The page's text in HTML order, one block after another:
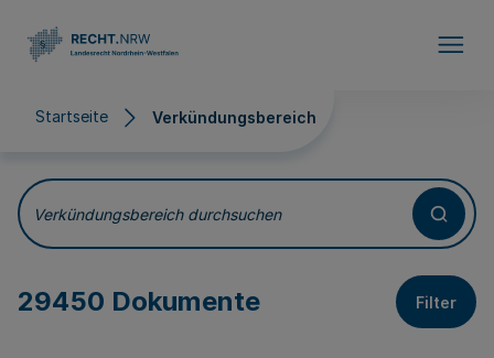
Startseite Verkündungsbereich
Verkündungsbereich
Verkündungsbereich durchsuchen
29450 Dokumente Filter